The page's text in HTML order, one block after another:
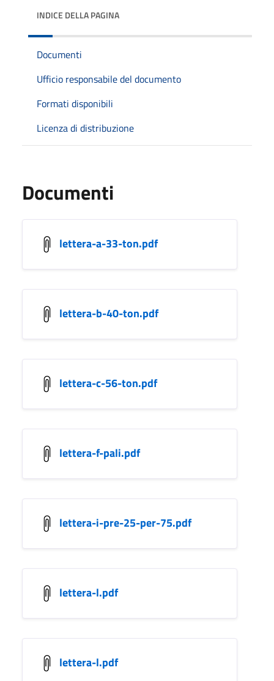
INDICE DELLA PAGINA
Documenti
Ufficio responsabile del documento
Formati disponibili
Licenza di distribuzione
Documenti
lettera-a-33-ton.pdf
lettera-b-40-ton.pdf
lettera-c-56-ton.pdf
lettera-f-pali.pdf
lettera-i-pre-25-per-75.pdf
lettera-l.pdf
lettera-l.pdf